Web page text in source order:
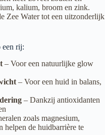
kalium, broom en zink.
Zee Water tot een uitzonderlijk
een rij:
– Voor een natuurlijke glow
– Voor een huid in balans,
– Dankzij antioxidanten
zoals magnesium,
helpen de huidbarrière te